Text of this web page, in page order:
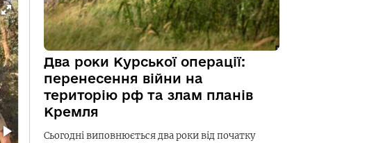
Два роки Курської операції:
перенесення війни на
територію рф та злам планів
Кремля
Сьогодні виповнюється два роки від початку